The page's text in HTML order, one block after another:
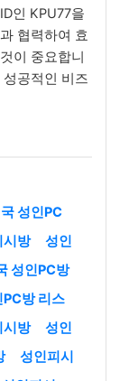
인 KPU77을
협력하여 효
이 중요합니
공적인 비즈
성인PC
시방
성인
성인PC방
PC방 리스
시방
성인
성인피시